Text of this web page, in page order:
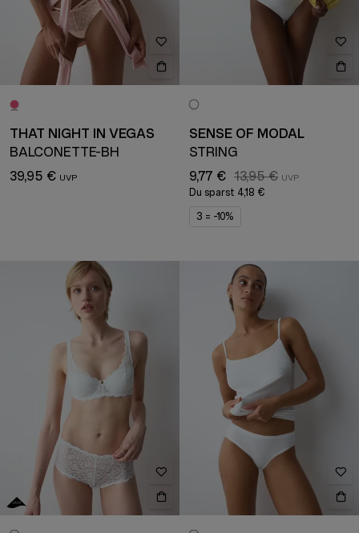
THAT NIGHT IN VEGAS
BALCONETTE-BH
39,95 €
SENSE OF MODAL
STRING
9,77 € 13,95 €
Du sparst 4,18 €
3 = -10%